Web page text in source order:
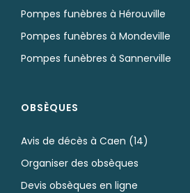
Pompes funèbres à Hérouville
Pompes funèbres à Mondeville
Pompes funèbres à Sannerville
OBSÈQUES
Avis de décès à Caen (14)
Organiser des obsèques
Devis obsèques en ligne